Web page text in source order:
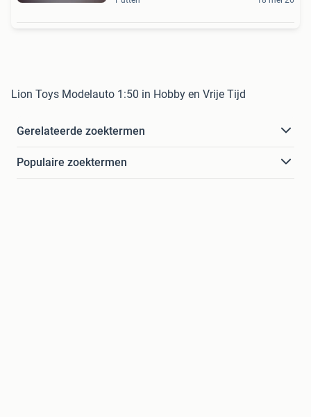
Lion Toys Modelauto 1:50 in Hobby en Vrije Tijd
Gerelateerde zoektermen
Populaire zoektermen